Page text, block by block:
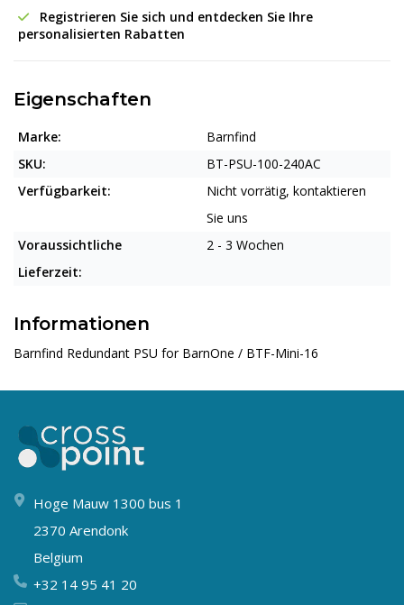
Registrieren Sie sich und entdecken Sie Ihre
personalisierten Rabatten
Eigenschaften
Marke:
Barnfind
SKU:
BT-PSU-100-240AC
Verfügbarkeit:
Nicht vorrätig, kontaktieren
Sie uns
Voraussichtliche
Lieferzeit:
2 - 3 Wochen
Informationen
Barnfind Redundant PSU for BarnOne / BTF-Mini-16
Hoge Mauw 1300 bus 1
2370 Arendonk
Belgium
+32 14 95 41 20